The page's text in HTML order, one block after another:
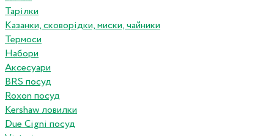
Тарілки
Казанки, сковорідки, миски, чайники
Термоси
Набори
Аксесуари
BRS посуд
Roxon посуд
Kershaw ловилки
Due Cigni посуд